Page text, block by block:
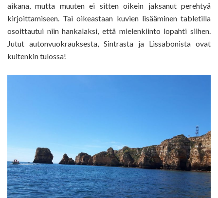
aikana, mutta muuten ei sitten oikein jaksanut perehtyä
kirjoittamiseen. Tai oikeastaan kuvien lisääminen tabletilla
osoittautui niin hankalaksi, että mielenkiinto lopahti siihen.
Jutut autonvuokrauksesta, Sintrasta ja Lissabonista ovat
kuitenkin tulossa!